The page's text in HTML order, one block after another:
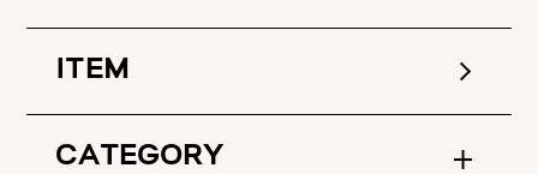
ITEM
CATEGORY